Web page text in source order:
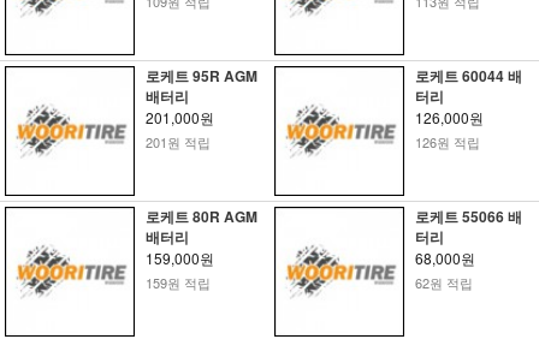
로케트 95R AGM
배터리
201,000원
201원 적립
로케트 60044 배
터리
126,000원
126원 적립
로케트 80R AGM
배터리
159,000원
159원 적립
로케트 55066 배
터리
68,000원
62원 적립